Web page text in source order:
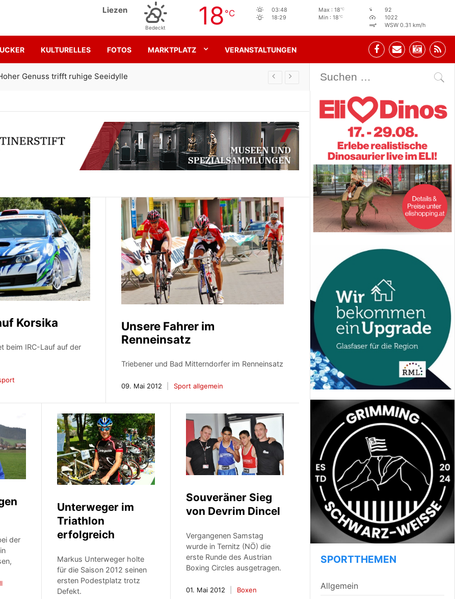
Liezen
Bedeckt 18 °C
03:48
18:29
Max : 18°C
Min : 18°C
92
1022
WSW 0.31 km/h
KULTURELLES FOTOS MARKTPLATZ VERANSTALTUNGEN
für den SK Sturm Stehbeisl Stainach Öffnungszeiten
Korsika
beim IRC-Lauf auf der
Unsere Fahrer im
Renneinsatz
Triebener und Bad Mitterndorfer im Renneinsatz
09. Mai 2012 Sport allgemein
der
Unterweger im
Triathlon
erfolgreich
Markus Unterweger holte
für die Saison 2012 seinen
ersten Podestplatz trotz
Defekt.
Souveräner Sieg
von Devrim Dincel
Vergangenen Samstag
wurde in Ternitz (NÖ) die
erste Runde des Austrian
Boxing Circles ausgetragen.
01. Mai 2012 Boxen
SPORTTHEMEN
Allgemein